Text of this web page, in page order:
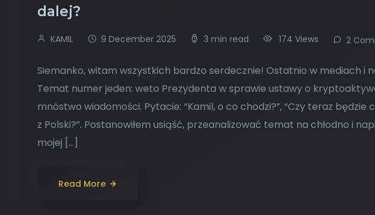
dalej?
KAMIL 9 December 2025 3 min read 174 Views 2
Siemanko, witam wszystkich bardzo serdecznie! Ostatnio w mediach i
Temat numer jeden: weto Prezydenta w sprawie ustawy o
mnóstwo wiadomości. Pytacie: “Kamil, o co chodzi?”, “Czy teraz będzie
z Polski?”. Postanowiłem usiąść, przeanalizować temat na chłodno i
mojej […]
Read More